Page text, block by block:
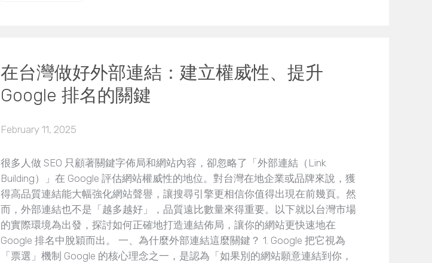
在台灣做好外部連結：建立權威性、提升
Google 排名的關鍵
February 11, 2025
很多人做 SEO 只顧著關鍵字佈局和網站內容，卻忽略了「外部連結（Link
Building）」在 Google 評估網站權威性的地位。對台灣在地企業或品牌來說，獲
得高品質連結能大幅強化網站聲譽，讓搜尋引擎更相信你值得出現在前幾頁。然
而，外部連結也不是「越多越好」，品質遠比數量來得重要。以下就以台灣市場
的實際環境為出發，探討如何正確地打造連結佈局，讓你的網站更快速地在
Google 排名中脫穎而出。 一、為什麼外部連結這麼關鍵？ 1. Google 把它視為
「票選」機制 Google 的核心理念之一，是認為「如果別的網站願意連結到你，